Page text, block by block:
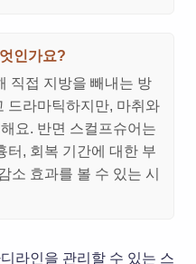
인가요?
직접 지방을 빼내는 방
드라마틱하지만, 마취와
요. 반면 스컬프슈어는
터, 회복 기간에 대한 부
소 효과를 볼 수 있는 시
라인을 관리할 수 있는 스